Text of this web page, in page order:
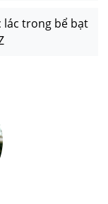
lác trong bể bạt